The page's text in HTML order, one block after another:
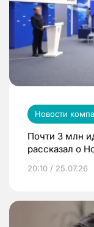
Новости
Почти 3 млн
рассказал о
20:10 / 25.07.26